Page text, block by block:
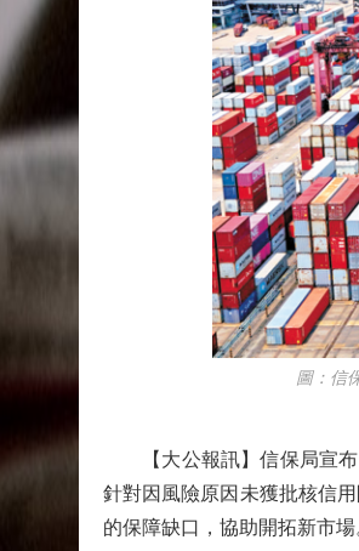
圖：信保
【大公報訊】信保局宣布
針對因風險原因未獲批核信
的保障缺口，協助開拓新市場